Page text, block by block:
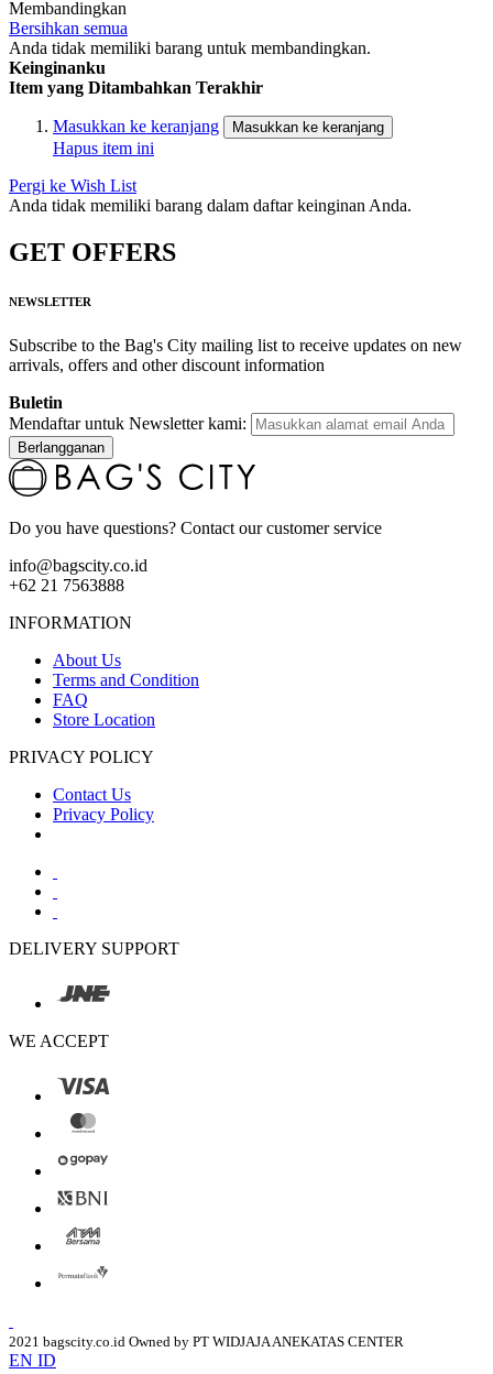
Membandingkan
Bersihkan semua
Anda tidak memiliki barang untuk membandingkan.
Keinginanku
Item yang Ditambahkan Terakhir
Masukkan ke keranjang Masukkan ke keranjang
Hapus item ini
Pergi ke Wish List
Anda tidak memiliki barang dalam daftar keinginan Anda.
GET OFFERS
NEWSLETTER
Subscribe to the Bag's City mailing list to receive updates on new
arrivals, offers and other discount information
Buletin
Mendaftar untuk Newsletter kami:
Berlangganan
Do you have questions? Contact our customer service
info@bagscity.co.id
+62 21 7563888
INFORMATION
About Us
Terms and Condition
FAQ
Store Location
PRIVACY POLICY
Contact Us
Privacy Policy
DELIVERY SUPPORT
WE ACCEPT
2021 bagscity.co.id Owned by PT WIDJAJA ANEKATAS CENTER
EN ID